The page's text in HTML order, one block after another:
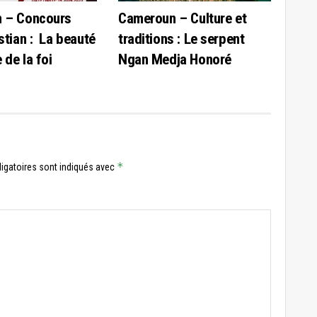
– Concours
: La beauté
de la foi
Cameroun – Culture et
traditions : Le serpent
Ngan Medja Honoré
sont indiqués avec *